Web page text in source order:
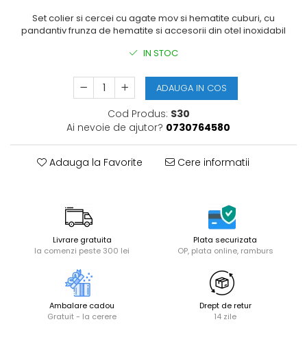
Set colier si cercei cu agate mov si hematite cuburi, cu
pandantiv frunza de hematite si accesorii din otel inoxidabil
IN STOC
ADAUGA IN COS
Cod Produs: S30
Ai nevoie de ajutor? 0730764580
Adauga la Favorite Cere informatii
Livrare gratuita
la comenzi peste 300 lei
Plata securizata
OP, plata online, ramburs
Ambalare cadou
Gratuit - la cerere
Drept de retur
14 zile